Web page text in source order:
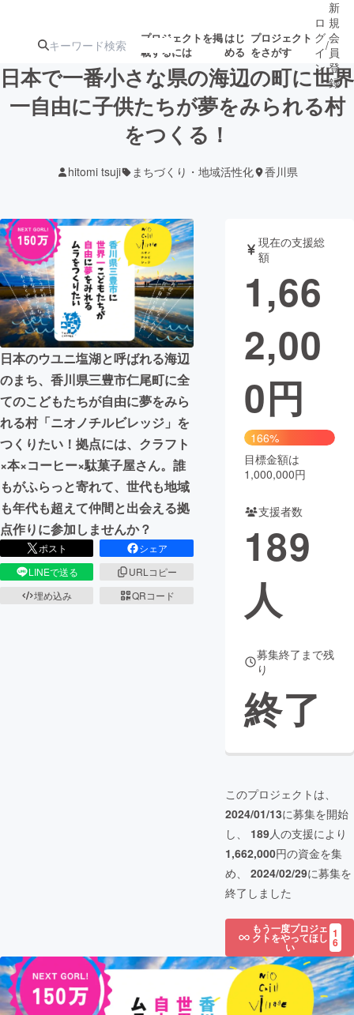
プロジェクトを掲
載するには
はじ
める
プロジェクト
をさがす
注目の新着プロ
ジェクト
募集終了が近いプ
テクノロジー・ガジェット
映像・映画 書籍・雑誌
ビジネス・起業 チャレンジ
まちづくり・地域活性化
CAMPFIRE for Social Good
CAMPFIRE Creation
CAMPFIREふるさと納税machi-ya コミュニティ
ロ
グ
イ
ン
/
新
規
会
員
登
録
日本で一番小さな県の海辺の町に世界
一自由に子供たちが夢をみられる村
をつくる！
hitomi tsuji まちづくり・地域活性化 香川県
日本のウユニ塩湖と呼ばれる海辺
のまち、香川県三豊市仁尾町に全
てのこどもたちが自由に夢をみら
れる村「ニオノチルビレッジ」を
つくりたい！拠点には、クラフト
×本×コーヒー×駄菓子屋さん。誰
もがふらっと寄れて、世代も地域
も年代も超えて仲間と出会える拠
点作りに参加しませんか？
ポスト
シェア
LINEで送る
URLコピー
埋め込み
QRコード
現在の支援総
額
1,66
2,00
0円
166%
目標金額は
1,000,000円
支援者数
189
人
募集終了まで残
り
終了
このプロジェクトは、
2024/01/13に募集を開始
し、 189人の支援により
1,662,000円の資金を集
め、 2024/02/29に募集を
終了しました
もう一度プロジェ
クトをやってほし
い
1
6